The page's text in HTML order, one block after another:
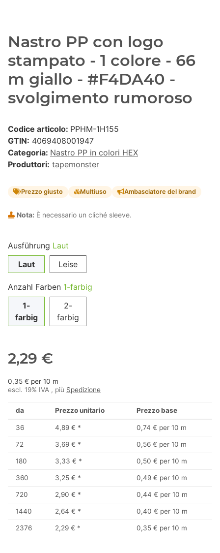
Nastro PP con logo
stampato - 1 colore - 66
m giallo - #F4DA40 -
svolgimento rumoroso
Codice articolo: PPHM-1H155
GTIN: 4069408001947
Categoria: Nastro PP in colori HEX
Produttori: tapemonster
Prezzo giusto Multiuso Ambasciatore del brand
Nota: È necessario un cliché sleeve.
Ausführung Laut
Laut
Leise
Anzahl Farben 1-farbig
1-
farbig
2-
farbig
2,29 €
0,35 € per 10 m
escl. 19% IVA , più Spedizione
da Prezzo unitario Prezzo base
36 4,89 € * 0,74 € per 10 m
72 3,69 € * 0,56 € per 10 m
180 3,33 € * 0,50 € per 10 m
360 3,25 € * 0,49 € per 10 m
720 2,90 € * 0,44 € per 10 m
1440 2,64 € * 0,40 € per 10 m
2376 2,29 € * 0,35 € per 10 m